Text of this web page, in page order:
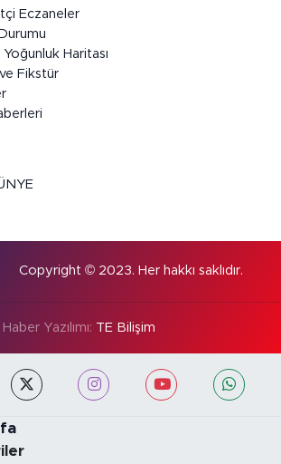
Eczaneler
Haritası
Fikstür
Copyright © 2023. Her hakkı saklıdır.
Haber Yazılımı: TE Bilişim